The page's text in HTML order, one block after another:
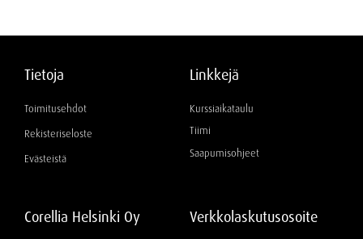
Tietoja
Toimitusehdot
Rekisteriseloste
Evästeistä
Linkkejä
Kurssiaikataulu
Tiimi
Saapumisohjeet
Corellia Helsinki Oy Verkkolaskutusosoite